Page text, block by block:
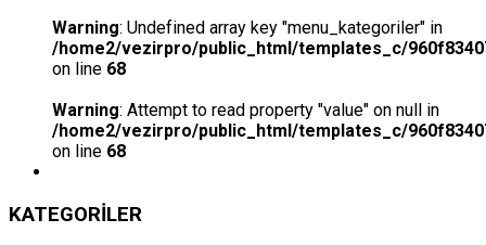
Warning: Undefined array key "menu_kategoriler" in
/home2/vezirpro/public_html/templates_c/
on line 68
Warning: Attempt to read property "value" on null in
/home2/vezirpro/public_html/templates_c/
on line 68
KATEGORİLER